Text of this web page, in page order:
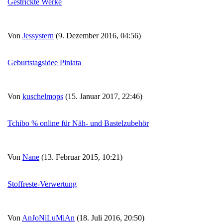
Gestrickte Werke
Von Jessystern (9. Dezember 2016, 04:56)
Geburtstagsidee Piniata
Von kuschelmops (15. Januar 2017, 22:46)
Tchibo % online für Näh- und Bastelzubehör
Von Nane (13. Februar 2015, 10:21)
Stoffreste-Verwertung
Von AnJoNiLuMiAn (18. Juli 2016, 20:50)